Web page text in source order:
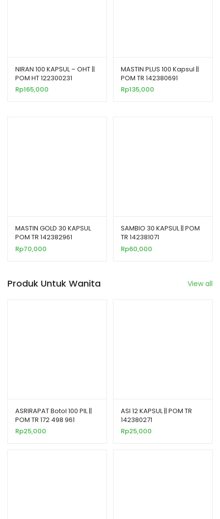
NIRAN 100 KAPSUL – OHT ||
POM HT 122300231
Rp165,000
MASTIN PLUS 100 Kapsul ||
POM TR 142380691
Rp135,000
MASTIN GOLD 30 KAPSUL
POM TR 142382961
Rp70,000
SAMBIO 30 KAPSUL || POM
TR 142381071
Rp60,000
Produk Untuk Wanita View all
ASRIRAPAT Botol 100 PIL ||
POM TR 172 498 961
Rp25,000
ASI 12 KAPSUL || POM TR
142380271
Rp25,000